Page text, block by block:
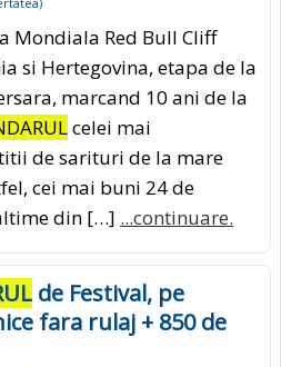
Mondiala Red Bull Cliff
si Hertegovina, etapa de la
marcand 10 ani de la
celei mai
de sarituri de la mare
cei mai buni 24 de
din […] ...continuare.
de Festival, pe
fara rulaj + 850 de